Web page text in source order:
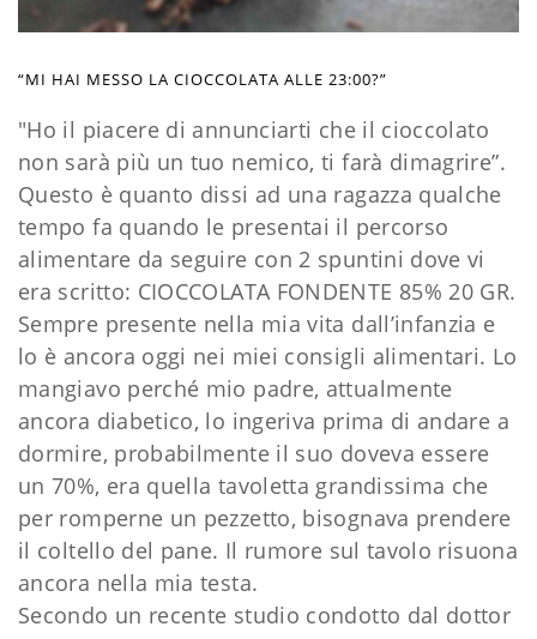
“MI HAI MESSO LA CIOCCOLATA ALLE 23:00?”
"Ho il piacere di annunciarti che il cioccolato
non sarà più un tuo nemico, ti farà dimagrire”.
Questo è quanto dissi ad una ragazza qualche
tempo fa quando le presentai il percorso
alimentare da seguire con 2 spuntini dove vi
era scritto: CIOCCOLATA FONDENTE 85% 20 GR.
Sempre presente nella mia vita dall’infanzia e
lo è ancora oggi nei miei consigli alimentari. Lo
mangiavo perché mio padre, attualmente
ancora diabetico, lo ingeriva prima di andare a
dormire, probabilmente il suo doveva essere
un 70%, era quella tavoletta grandissima che
per romperne un pezzetto, bisognava prendere
il coltello del pane. Il rumore sul tavolo risuona
ancora nella mia testa.
Secondo un recente studio condotto dal dottor